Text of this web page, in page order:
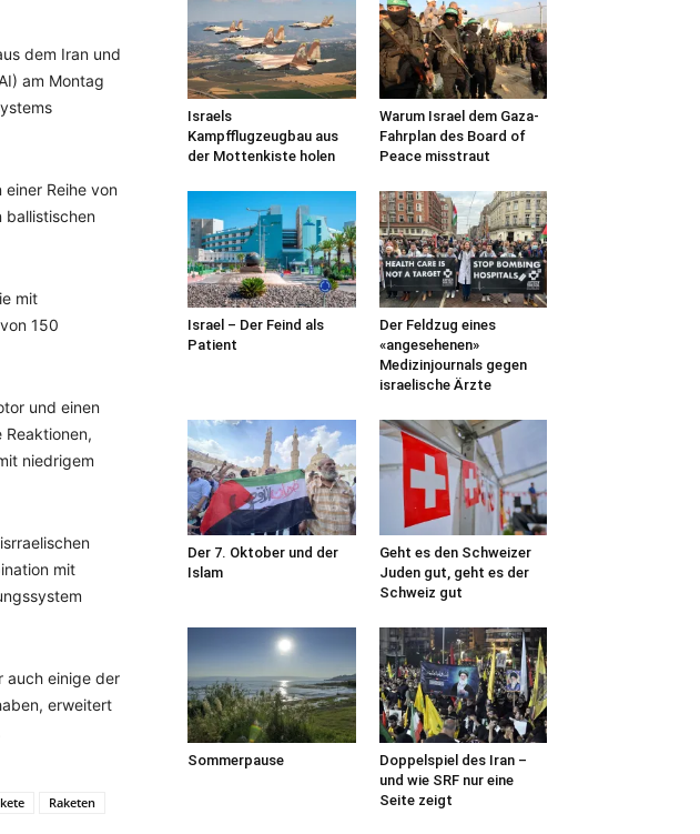
dem Iran und
am Montag
Reihe von
ballistischen
mit
150
und einen
niedrigem
mit
auch einige der
erweitert
Raketen
Israels
Kampfflugzeugbau aus
der Mottenkiste holen
Warum Israel dem Gaza-
Fahrplan des Board of
Peace misstraut
Israel – Der Feind als
Patient
Der Feldzug eines
«angesehenen»
Medizinjournals gegen
israelische Ärzte
Der 7. Oktober und der
Islam
Geht es den Schweizer
Juden gut, geht es der
Schweiz gut
Sommerpause
Doppelspiel des Iran –
und wie SRF nur eine
Seite zeigt